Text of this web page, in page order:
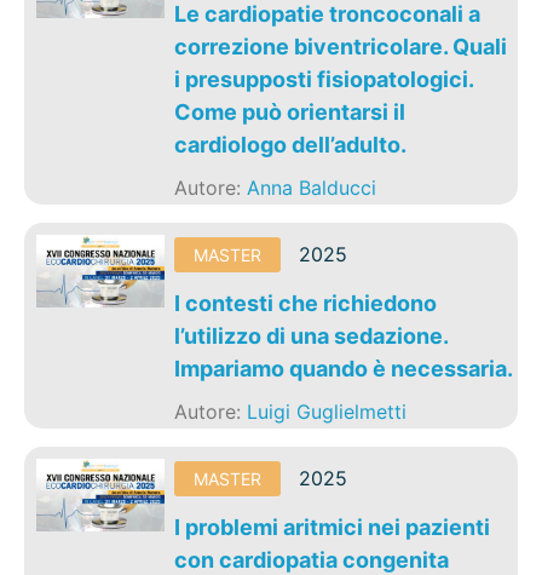
Le cardiopatie troncoconali a
correzione biventricolare. Quali
i presupposti fisiopatologici.
Come può orientarsi il
cardiologo dell’adulto.
Autore:Anna Balducci
MASTER 2025
I contesti che richiedono
l’utilizzo di una sedazione.
Impariamo quando è necessaria.
Autore: Luigi Guglielmetti
MASTER 2025
I problemi aritmici nei pazienti
con cardiopatia congenita